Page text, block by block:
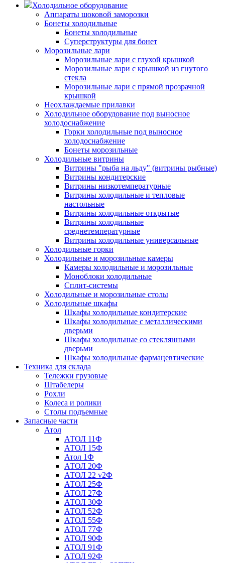
Холодильное оборудование
Аппараты шоковой заморозки
Бонеты холодильные
Бонеты холодильные
Суперструктуры для бонет
Морозильные лари
Морозильные лари с глухой крышкой
Морозильные лари с крышкой из гнутого
стекла
Морозильные лари с прямой прозрачной
крышкой
Неохлаждаемые прилавки
Холодильное оборудование под выносное
холодоснабжение
Горки холодильные под выносное
холодоснабжение
Бонеты морозильные
Холодильные витрины
Витрины "рыба на льду" (витрины рыбные)
Витрины кондитерские
Витрины низкотемпературные
Витрины холодильные и тепловые
настольные
Витрины холодильные открытые
Витрины холодильные
среднетемпературные
Витрины холодильные универсальные
Холодильные горки
Холодильные и морозильные камеры
Камеры холодильные и морозильные
Моноблоки холодильные
Сплит-системы
Холодильные и морозильные столы
Холодильные шкафы
Шкафы холодильные кондитерские
Шкафы холодильные с металлическими
дверьми
Шкафы холодильные со стеклянными
дверьми
Шкафы холодильные фармацевтические
Техника для склада
Тележки грузовые
Штабелеры
Рохли
Колеса и ролики
Столы подъемные
Запасные части
Атол
АТОЛ 11Ф
АТОЛ 15Ф
Атол 1Ф
АТОЛ 20Ф
АТОЛ 22 v2Ф
АТОЛ 25Ф
АТОЛ 27Ф
АТОЛ 30Ф
АТОЛ 52Ф
АТОЛ 55Ф
АТОЛ 77Ф
АТОЛ 90Ф
АТОЛ 91Ф
АТОЛ 92Ф